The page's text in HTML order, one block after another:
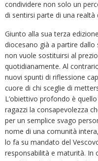
condividere non solo un
di sentirsi parte di una realtà
Giunto alla sua terza
diocesano già a partire
non vuole sostituirsi al
quotidianamente. Al
nuovi spunti di riflessione
cuore di chi sceglie di
L’obiettivo profondo è
ragazzi la consapevolezza
per un semplice svago
nome di una comunità
lo fa su mandato del
responsabilità e maturità. In